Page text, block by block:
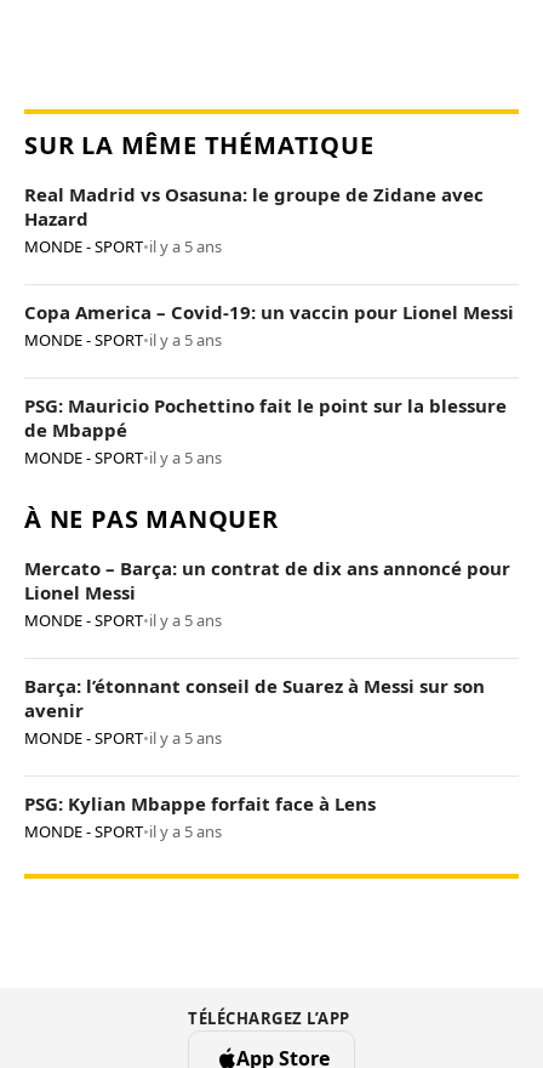
SUR LA MÊME THÉMATIQUE
Real Madrid vs Osasuna: le groupe de Zidane avec
Hazard
MONDE - SPORT•il y a 5 ans
Copa America – Covid-19: un vaccin pour Lionel Messi
MONDE - SPORT•il y a 5 ans
PSG: Mauricio Pochettino fait le point sur la blessure
de Mbappé
MONDE - SPORT•il y a 5 ans
À NE PAS MANQUER
Mercato – Barça: un contrat de dix ans annoncé pour
Lionel Messi
MONDE - SPORT•il y a 5 ans
Barça: l’étonnant conseil de Suarez à Messi sur son
avenir
MONDE - SPORT•il y a 5 ans
PSG: Kylian Mbappe forfait face à Lens
MONDE - SPORT•il y a 5 ans
TÉLÉCHARGEZ L’APP
App Store